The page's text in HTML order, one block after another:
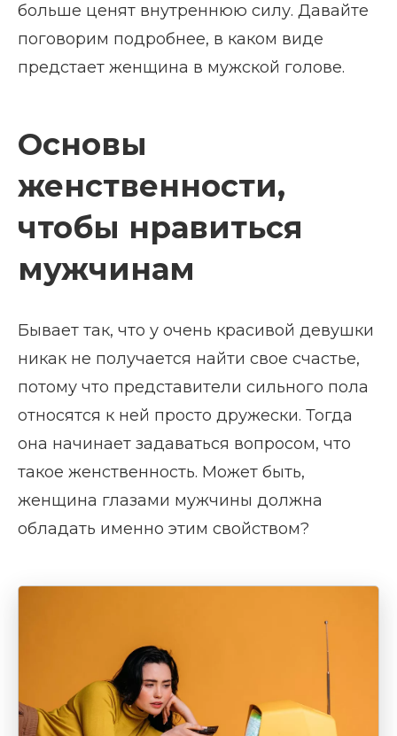
больше ценят внутреннюю силу. Давайте
поговорим подробнее, в каком виде
предстает женщина в мужской голове.
Основы
женственности,
чтобы нравиться
мужчинам
Бывает так, что у очень красивой девушки
никак не получается найти свое счастье,
потому что представители сильного пола
относятся к ней просто дружески. Тогда
она начинает задаваться вопросом, что
такое женственность. Может быть,
женщина глазами мужчины должна
обладать именно этим свойством?